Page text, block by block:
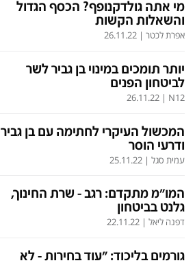
מי אתה גולדקנופף? הכסף הגדול
והשאלות הקשות
אפרת לכטר |
26.11.22
יותר תומכים במינוי בן גביר לשר
לביטחון הפנים
N12
|
26.11.22
המכשול העיקרי לחתימה עם בן גביר
ודרעי הוסר
עמית סגל |
25.11.22
המו"מ מתקדם: רגב - שרת החינוך,
גלנט בביטחון
דפנה ליאל |
22.11.22
גורמים בליכוד: "עוד בחירות - לא